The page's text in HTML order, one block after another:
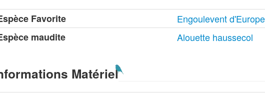
Favorite
Engoulevent d'Europe
maudite
Alouette haussecol
Matériel